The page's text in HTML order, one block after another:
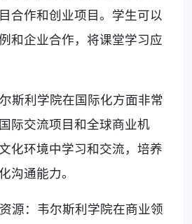
合作和创业项目。学生可以
和企业合作，将课堂学习应
斯利学院在国际化方面非常
际交流项目和全球商业机
化环境中学习和交流，培养
沟通能力。
源：韦尔斯利学院在商业领